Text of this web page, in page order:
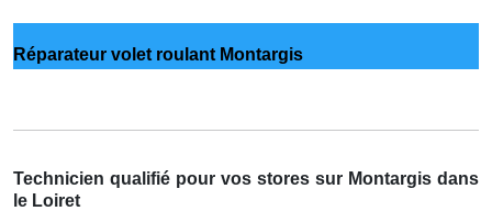
Réparateur volet roulant Montargis
Technicien qualifié pour vos stores sur Montargis dans
le Loiret